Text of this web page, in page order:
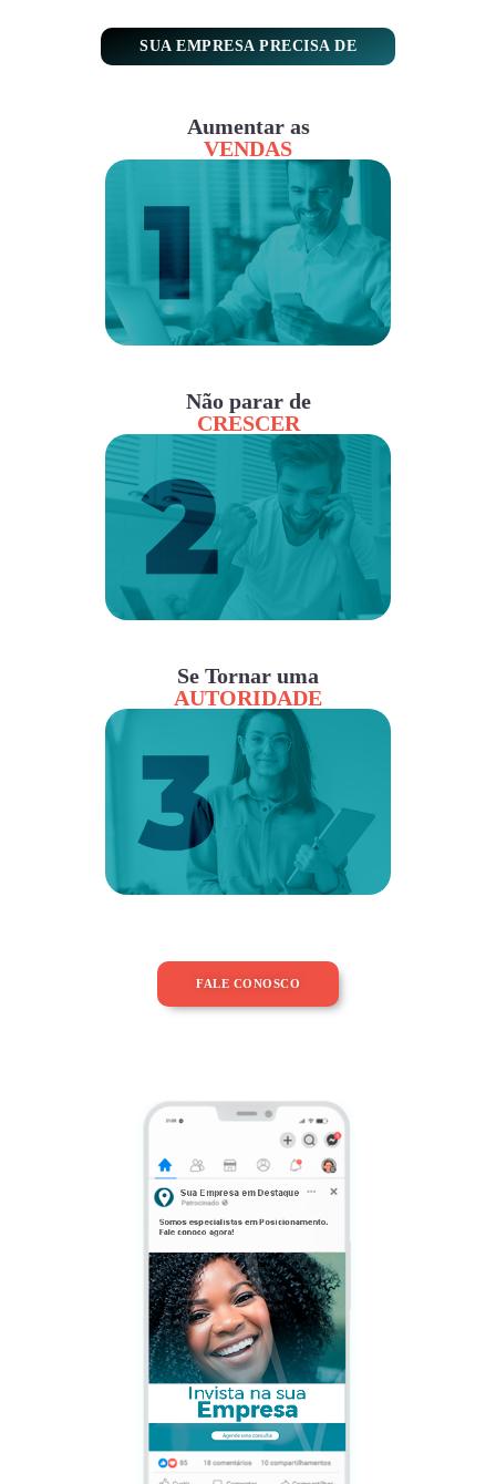
SUA EMPRESA PRECISA DE
Aumentar as
VENDAS
Não parar de
CRESCER
Se Tornar uma
AUTORIDADE
FALE CONOSCO